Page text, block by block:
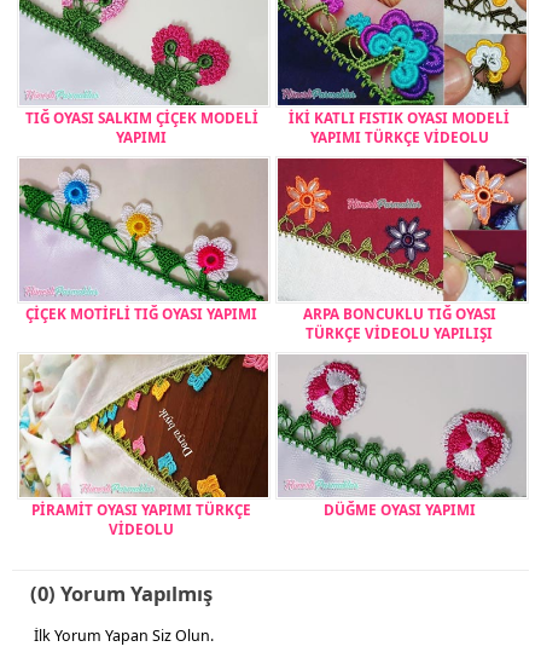
TIĞ OYASI SALKIM ÇİÇEK MODELİ
YAPIMI
İKİ KATLI FISTIK OYASI MODELİ
YAPIMI TÜRKÇE VİDEOLU
ÇİÇEK MOTİFLİ TIĞ OYASI YAPIMI
ARPA BONCUKLU TIĞ OYASI
TÜRKÇE VİDEOLU YAPILIŞI
PİRAMİT OYASI YAPIMI TÜRKÇE
VİDEOLU
DÜĞME OYASI YAPIMI
(0) Yorum Yapılmış
İlk Yorum Yapan Siz Olun.